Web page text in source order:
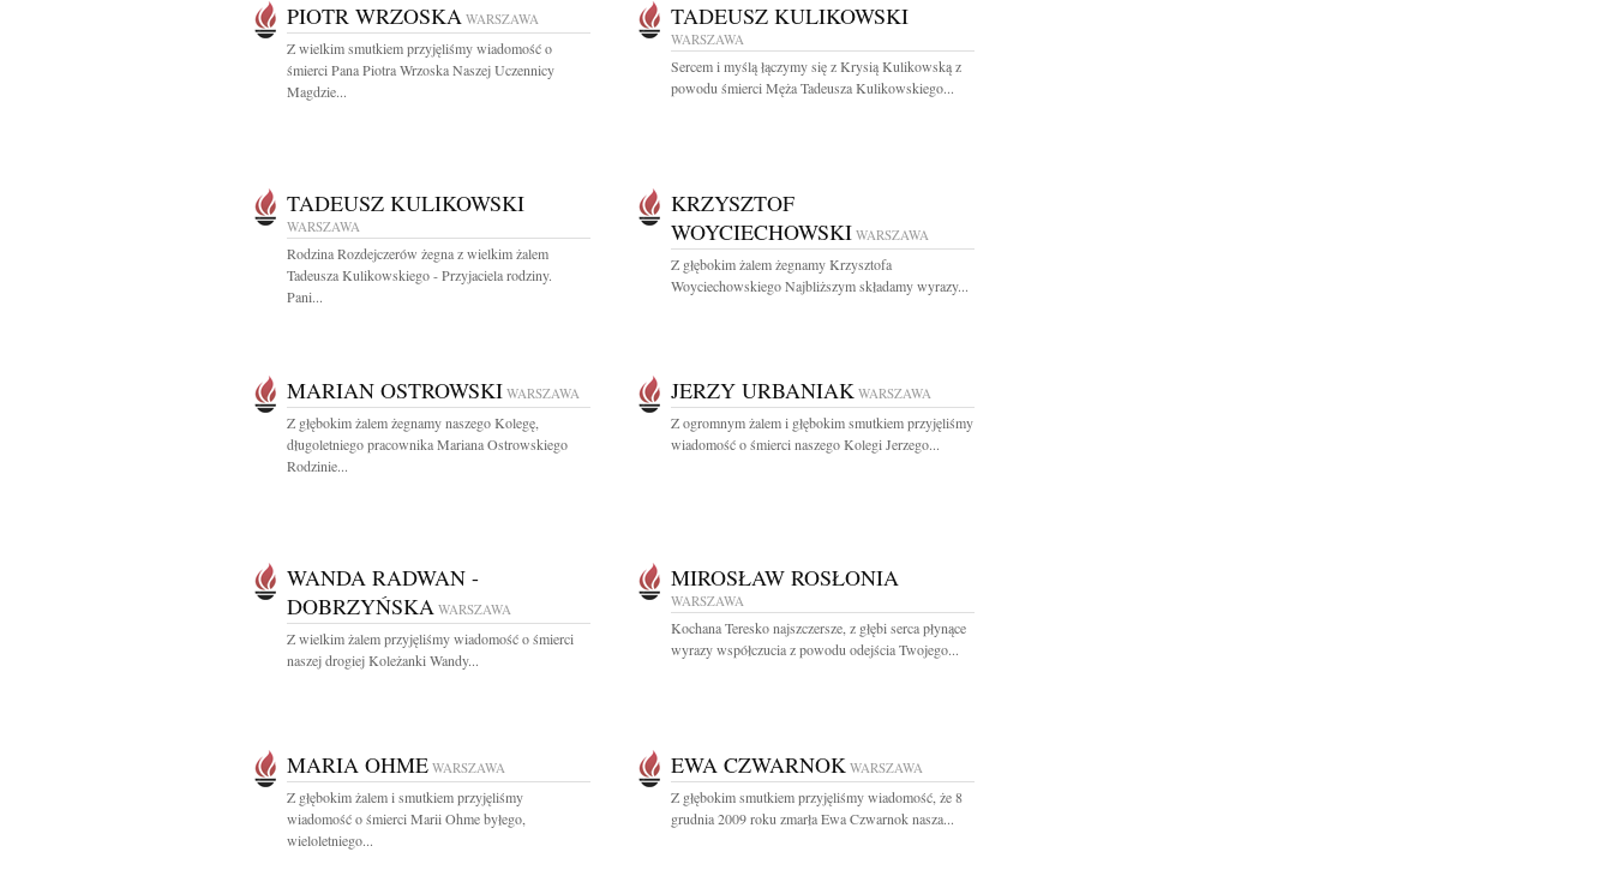
PIOTR WRZOSKA WARSZAWA
Z wielkim smutkiem przyjęliśmy wiadomość o
śmierci Pana Piotra Wrzoska Naszej Uczennicy
Magdzie...
TADEUSZ KULIKOWSKI
WARSZAWA
Sercem i myślą łączymy się z Krysią Kulikowską z
powodu śmierci Męża Tadeusza Kulikowskiego...
TADEUSZ KULIKOWSKI
WARSZAWA
Rodzina Rozdejczerów żegna z wielkim żalem
Tadeusza Kulikowskiego - Przyjaciela rodziny.
Pani...
KRZYSZTOF
WOYCIECHOWSKI WARSZAWA
Z głębokim żalem żegnamy Krzysztofa
Woyciechowskiego Najbliższym składamy wyrazy...
MARIAN OSTROWSKI WARSZAWA
Z głębokim żalem żegnamy naszego Kolegę,
długoletniego pracownika Mariana Ostrowskiego
Rodzinie...
JERZY URBANIAK WARSZAWA
Z ogromnym żalem i głębokim smutkiem przyjęliśmy
wiadomość o śmierci naszego Kolegi Jerzego...
WANDA RADWAN -
DOBRZYŃSKA WARSZAWA
Z wielkim żalem przyjęliśmy wiadomość o śmierci
naszej drogiej Koleżanki Wandy...
MIROSŁAW ROSŁONIA
WARSZAWA
Kochana Teresko najszczersze, z głębi serca płynące
wyrazy współczucia z powodu odejścia Twojego...
MARIA OHME WARSZAWA
Z głębokim żalem i smutkiem przyjęliśmy
wiadomość o śmierci Marii Ohme byłego,
wieloletniego...
EWA CZWARNOK WARSZAWA
Z głębokim smutkiem przyjęliśmy wiadomość, że 8
grudnia 2009 roku zmarła Ewa Czwarnok nasza...